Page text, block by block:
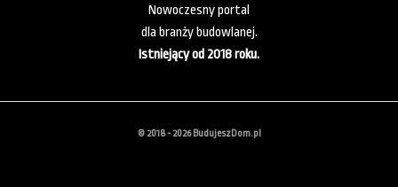
Nowoczesny portal
dla branży budowlanej.
Istniejący od 2018 roku.
© 2018 - 2026 BudujeszDom.pl